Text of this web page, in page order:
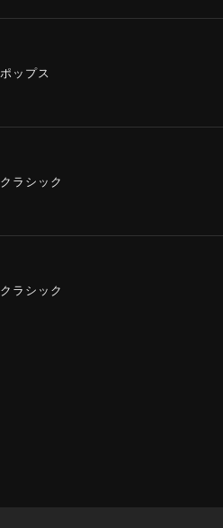
ポップス
クラシック
クラシック